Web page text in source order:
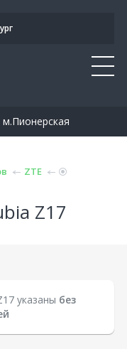
м.Пионерская
ZTE
Z17
указаны без